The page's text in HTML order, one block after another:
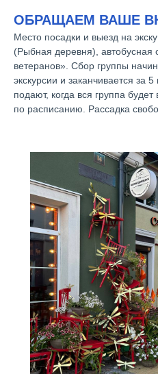
ОБРАЩАЕМ ВАШЕ
Место посадки и выезд на
(Рыбная деревня), автобусная
ветеранов». Сбор группы
экскурсии и заканчивается за
подают, когда вся группа
по расписанию. Рассадка